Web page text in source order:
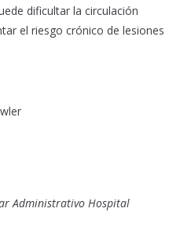
dificultar la circulación
el riesgo crónico de lesiones
Administrativo Hospital